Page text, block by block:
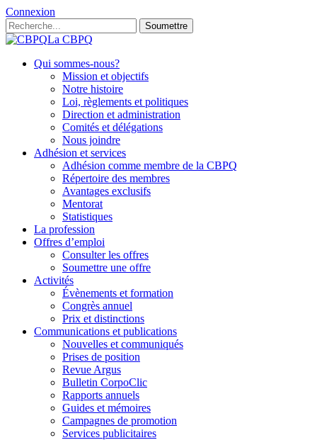
Connexion
Soumettre
La CBPQ
Qui sommes-nous?
Mission et objectifs
Notre histoire
Loi, règlements et politiques
Direction et administration
Comités et délégations
Nous joindre
Adhésion et services
Adhésion comme membre de la CBPQ
Répertoire des membres
Avantages exclusifs
Mentorat
Statistiques
La profession
Offres d’emploi
Consulter les offres
Soumettre une offre
Activités
Évènements et formation
Congrès annuel
Prix et distinctions
Communications et publications
Nouvelles et communiqués
Prises de position
Revue Argus
Bulletin CorpoClic
Rapports annuels
Guides et mémoires
Campagnes de promotion
Services publicitaires